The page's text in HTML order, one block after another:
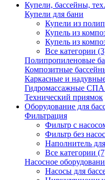
Купели, бассейны,
Купели для бани
Купели из
Купель из
Купель из
Все категории
Полипропиленовые
Композитные
Каркасные и
Гидромассажные СПА
Технический приямок
Оборудование для
Фильтрация
Фильтр с
Фильтр без
Наполнитель
Все категории
Насосное
Насосы для